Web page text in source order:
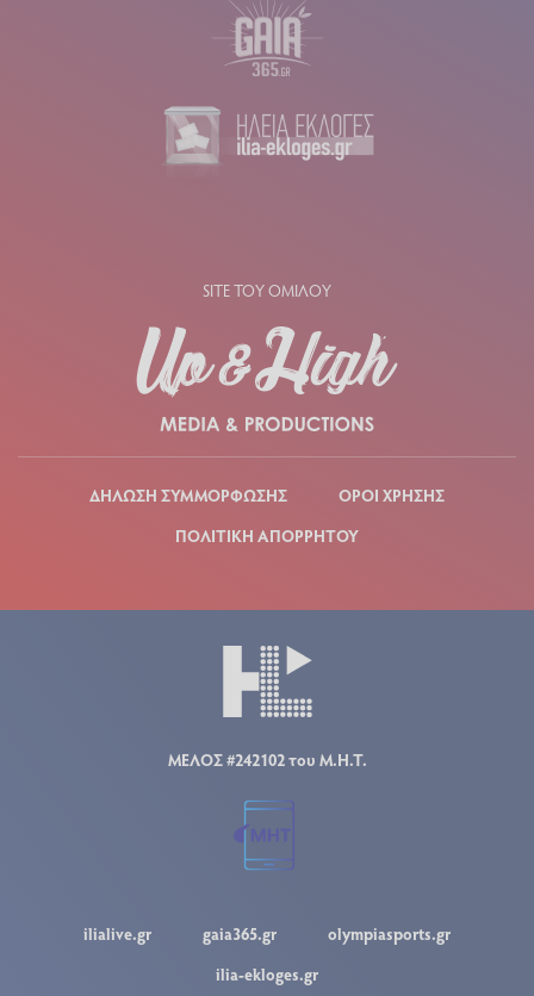
SITE ΤΟΥ ΟΜΙΛΟΥ
ΔΗΛΩΣΗ ΣΥΜΜΟΡΦΩΣΗΣ
ΟΡΟΙ ΧΡΗΣΗΣ
ΠΟΛΙΤΙΚΗ ΑΠΟΡΡΗΤΟΥ
ΜΕΛΟΣ #242102 του Μ.Η.Τ.
ilialive.gr gaia365.gr
olympiasports.gr
ilia-ekloges.gr